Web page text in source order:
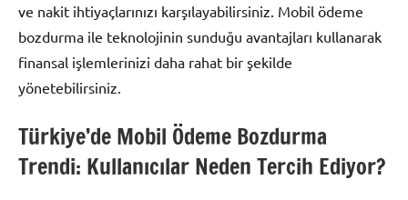
ve nakit ihtiyaçlarınızı karşılayabilirsiniz. Mobil ödeme
bozdurma ile teknolojinin sunduğu avantajları kullanarak
finansal işlemlerinizi daha rahat bir şekilde
yönetebilirsiniz.
Türkiye’de Mobil Ödeme Bozdurma
Trendi: Kullanıcılar Neden Tercih Ediyor?